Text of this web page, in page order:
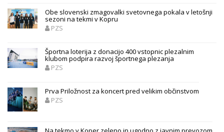
Obe slovenski zmagovalki svetovnega pokala v letošnji
sezoni na tekmi v Kopru
PZS
Športna loterija z donacijo 400 vstopnic plezalnim
klubom podpira razvoj športnega plezanja
PZS
Prva Priložnost za koncert pred velikim občinstvom
PZS